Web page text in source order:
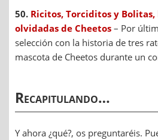
50. Ricitos, Torciditos y Bolitas,
olvidadas de Cheetos – Por
selección con la historia de tres
mascota de Cheetos durante un
Recapitulando…
Y ahora ¿qué?, os preguntaréis.